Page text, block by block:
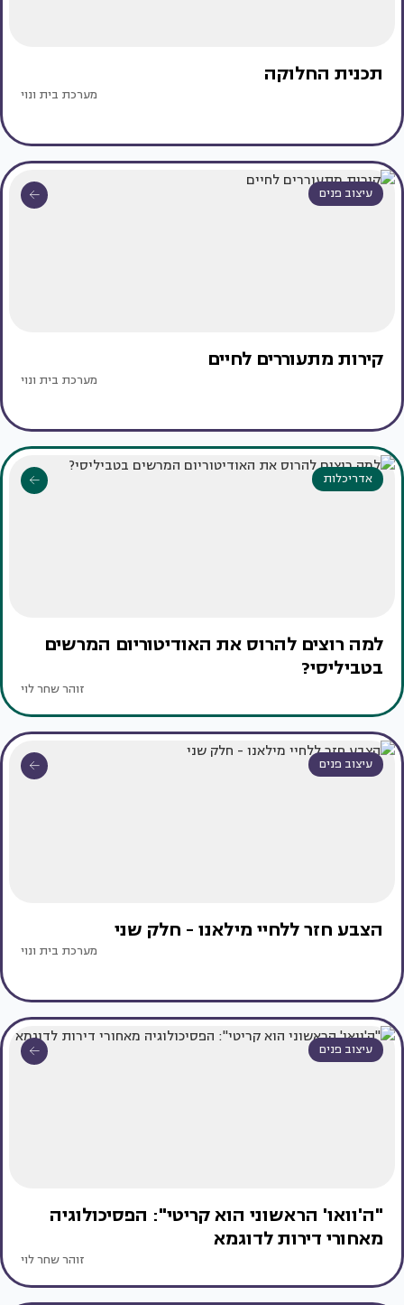
תכנית החלוקה
מערכת בית ונוי
עיצוב פנים
קירות מתעוררים לחיים
מערכת בית ונוי
אדריכלות
למה רוצים להרוס את האודיטוריום המרשים
בטביליסי?
זוהר שחר לוי
עיצוב פנים
הצבע חזר ללחיי מילאנו - חלק שני
מערכת בית ונוי
עיצוב פנים
"ה'וואו' הראשוני הוא קריטי": הפסיכולוגיה
מאחורי דירות לדוגמא
זוהר שחר לוי